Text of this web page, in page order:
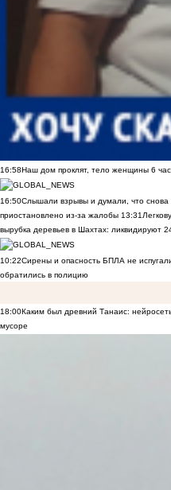
16:58Наш дом проклят, тело женщины 6
16:50Слышали взрывы и думали, что снова
приостановлено из-за жалобы 13:31
вырубка деревьев в Шахтах: ликвидируют
10:22Сирены и опасность БПЛА не
обратились в полицию
18:00Каким был древний Танаис:
мусоре